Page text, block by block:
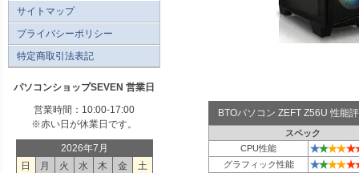
BTOパソコン ZEFT Z56U 性能
スペック
CPU性能
★★★★★
グラフィック性能 ★★★★★
サイトマップ
プライバシーポリシー
特定商取引法表記
パソコンショップSEVEN 営業日
営業時間：10:00-17:00
※赤い日が休業日です。
2026年7月
日
月 火 水 木 金
土